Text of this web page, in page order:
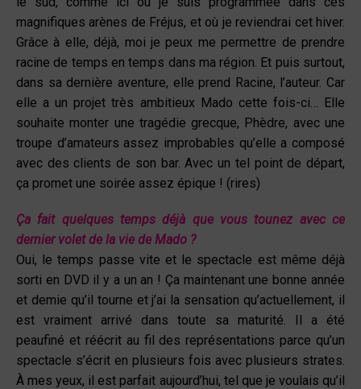
magnifiques arènes de Fréjus, et où je reviendrai cet hiver.
Grâce à elle, déjà, moi je peux me permettre de prendre
racine de temps en temps dans ma région. Et puis surtout,
dans sa dernière aventure, elle prend Racine, l’auteur. Car
elle a un projet très ambitieux Mado cette fois-ci… Elle
souhaite monter une tragédie grecque, Phèdre, avec une
troupe d’amateurs assez improbables qu’elle a composé
avec des clients de son bar. Avec un tel point de départ,
ça promet une soirée assez épique ! (rires)
Ça fait quelques temps déjà que vous tounez avec ce
dernier volet de la vie de Mado ?
Oui, le temps passe vite et le spectacle est même déjà
sorti en DVD il y a un an ! Ça maintenant une bonne année
et demie qu’il tourne et j’ai la sensation qu’actuellement, il
est vraiment arrivé dans toute sa maturité. Il a été
peaufiné et réécrit au fil des représentations parce qu’un
spectacle s’écrit en plusieurs fois avec plusieurs strates.
À mes yeux, il est parfait aujourd’hui, tel que je voulais qu’il